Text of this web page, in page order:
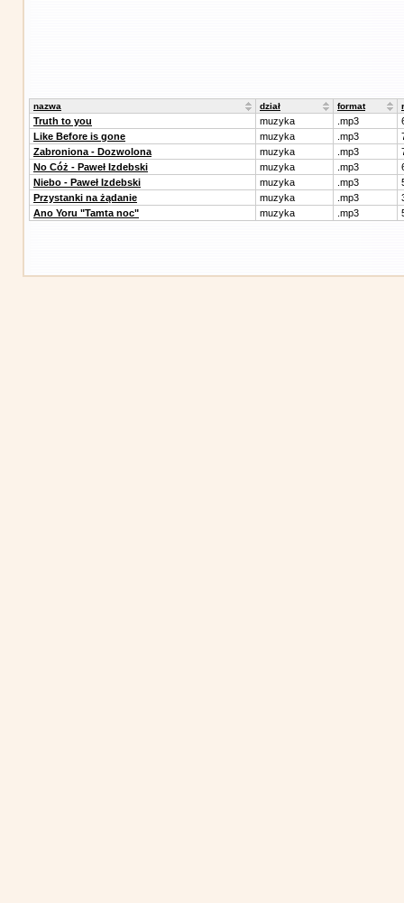
nazwa dział format
Truth to you muzyka .mp3
Like Before is gone
muzyka .mp3
Zabroniona - Dozwolona
muzyka .mp3
No Cóż - Paweł Izdebski
muzyka .mp3
Niebo - Paweł Izdebski
muzyka .mp3
Przystanki na żądanie
muzyka .mp3
Ano Yoru "Tamta noc"
muzyka .mp3